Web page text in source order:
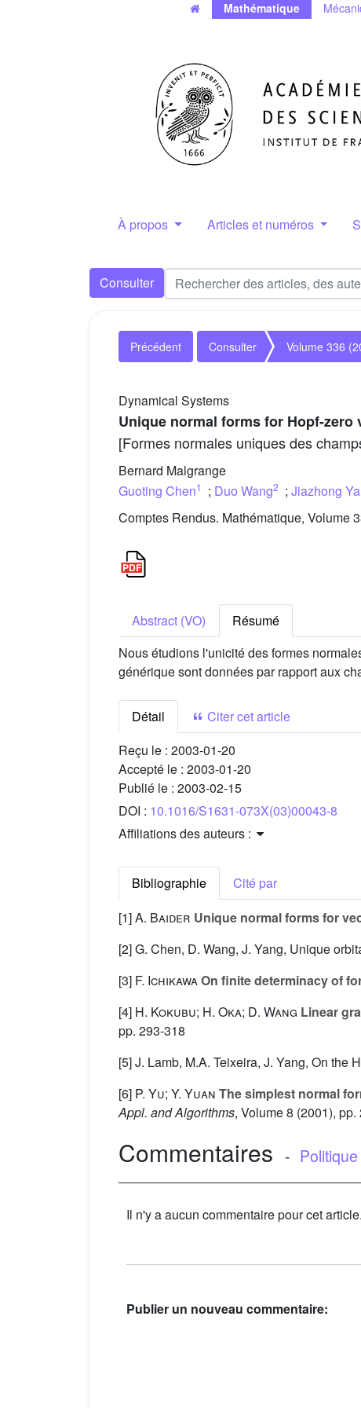
Mathématique
À propos Articles et numéros
Consulter
Précédent Consulter Volume 336
Dynamical Systems
Unique normal forms for Hopf-zero
[Formes normales uniques des
Bernard Malgrange
Guoting Chen1 ; Duo Wang2 ; Jiazhong
Comptes Rendus. Mathématique, Volume
Abstract (VO)
Résumé
Nous étudions l'unicité des formes
générique sont données par rapport aux
Détail
Citer cet article
Reçu le : 2003-01-20
Accepté le : 2003-01-20
Publié le : 2003-02-15
DOI : 10.1016/S1631-073X(03)00043-8
Affiliations des auteurs :
Bibliographie
Cité par
[1]A. Baider Unique normal forms for
[2] G. Chen, D. Wang, J. Yang, Unique
[3] F. IchikawaOn finite determinacy of
[4] H. Kokubu; H. Oka; D. Wang Linear
pp. 293-318
[5] J. Lamb, M.A. Teixeira, J. Yang, On
[6] P. Yu; Y. Yuan The simplest normal
Appl. and Algorithms, Volume 8 (2001), pp.
Commentaires - Politique
Il n'y a aucun commentaire pour cet
Publier un nouveau commentaire: